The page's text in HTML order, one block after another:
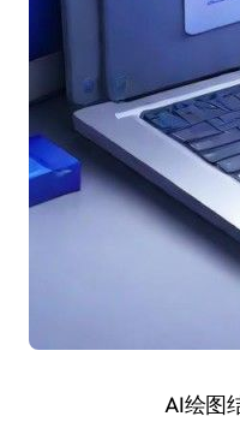
AI绘图